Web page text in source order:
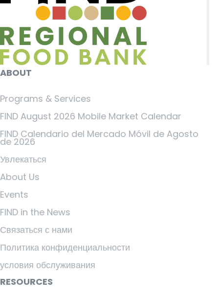
ABOUT
Programs & Services
FIND August 2026 Mobile Market Calendar
FIND Calendario del Mercado Móvil de Agosto
de 2026
Увлекаться
About Us
Events
FIND in the News
Связаться с нами
Политика конфиденциальности
условия обслуживания
RESOURCES